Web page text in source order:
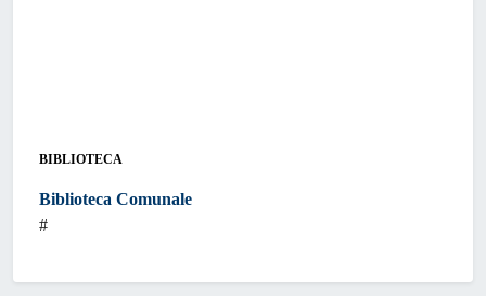
BIBLIOTECA
Biblioteca Comunale
#